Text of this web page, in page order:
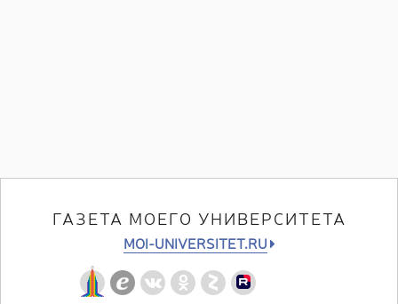
ГАЗЕТА МОЕГО УНИВЕРСИТЕТА
MOI-UNIVERSITET.RU